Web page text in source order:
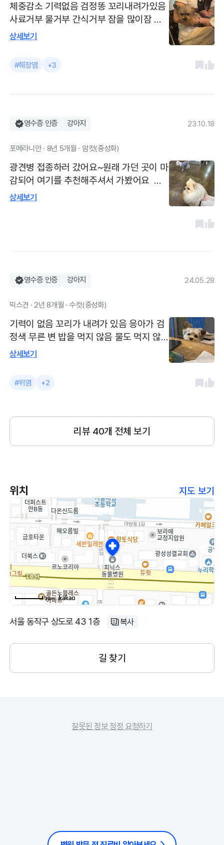
체중감소 기력없음 검정똥 꼬리내려가있음
사료거부 물거부 간식거부 잠을 많이잠 구
토자주함 위염진단 후 호전되지않아 재방
를 많이해서 위가 부어있고, 살이 많이 빠짐
3일 입원하는 내내 밤새 의사분께서 케어해
상세보기
#췌장염 +3
영수증 인증 강아지 23.10.18
포메라니안 · 8년 5개월 · 암컷(중성화)
광견병 접종하러 갔어요~원래 가던 곳이 마
감되어 여기를 추천해주셔서 가봤어요 광
견병 접종하러 갔어요 원래 가던 곳은 이미
상세보기
영수증 인증 강아지 24.05.28
믹스견 · 2년 8개월 · 수컷(중성화)
기력이 없음 꼬리가 내려가 있음 응아가 검
정색 무른 변 밥을 먹지 않음 물도 먹지 않
음 간식도 먹지 않음 계속 잠 위염으로 사
장 의사쌤 과잉진료 없고 친절해요 병원은
상세보기
#위염 +2
리뷰 40개 전체 보기
위치 지도 보기
30m
서울 동작구 상도로 43 1층 복사
길 찾기
잘못된 정보 정정 요청하기